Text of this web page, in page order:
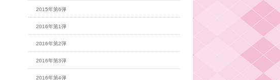
2015年第6弾
2016年第1弾
2016年第2弾
2016年第3弾
2016年第4弾